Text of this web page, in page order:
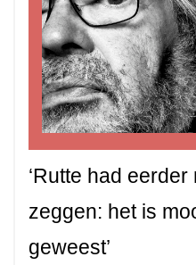
‘Rutte had eerder
zeggen: het is
geweest’